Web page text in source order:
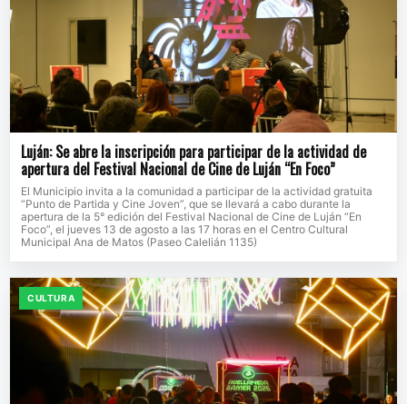
Luján: Se abre la inscripción para participar de la actividad de
apertura del Festival Nacional de Cine de Luján “En Foco”
El Municipio invita a la comunidad a participar de la actividad gratuita
“Punto de Partida y Cine Joven”, que se llevará a cabo durante la
apertura de la 5° edición del Festival Nacional de Cine de Luján “En
Foco”, el jueves 13 de agosto a las 17 horas en el Centro Cultural
Municipal Ana de Matos (Paseo Calelián 1135)
CULTURA